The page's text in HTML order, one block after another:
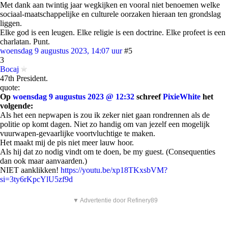
Met dank aan twintig jaar wegkijken en vooral niet benoemen welke
sociaal-maatschappelijke en culturele oorzaken hieraan ten grondslag
liggen.
Elke god is een leugen. Elke religie is een doctrine. Elke profeet is een
charlatan. Punt.
woensdag 9 augustus 2023, 14:07 uur #5
3
Bocaj
47th President.
quote:
Op woensdag 9 augustus 2023 @ 12:32 schreefPixieWhite het
volgende:
Als het een nepwapen is zou ik zeker niet gaan rondrennen als de
politie op komt dagen. Niet zo handig om van jezelf een mogelijk
vuurwapen-gevaarlijke voortvluchtige te maken.
Het maakt mij de pis niet meer lauw hoor.
Als hij dat zo nodig vindt om te doen, be my guest. (Consequenties
dan ook maar aanvaarden.)
NIET aanklikken! https://youtu.be/xp18TKxsbVM?
si=3ty6rKpcYlU5zf9d
▼ Advertentie door Refinery89